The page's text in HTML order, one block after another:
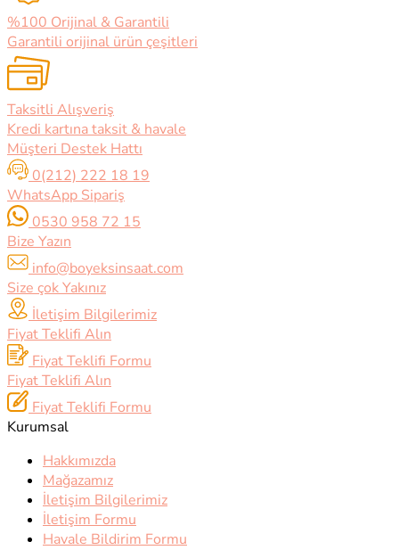
%100 Orijinal & Garantili
Garantili orijinal ürün çeşitleri
Taksitli Alışveriş
Kredi kartına taksit & havale
Müşteri Destek Hattı
0(212) 222 18 19
WhatsApp Sipariş
0530 958 72 15
Bize Yazın
info@boyeksinsaat.com
Size çok Yakınız
İletişim Bilgilerimiz
Fiyat Teklifi Alın
Fiyat Teklifi Formu
Fiyat Teklifi Alın
Fiyat Teklifi Formu
Kurumsal
Hakkımızda
Mağazamız
İletişim Bilgilerimiz
İletişim Formu
Havale Bildirim Formu